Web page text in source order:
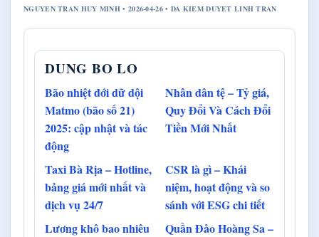
NGUYEN TRAN HUY MINH • 2026-04-26 • DA KIEM DUYET LINH TRAN
DUNG BO LO
Bão nhiệt đới dữ dội
Matmo (bão số 21)
2025: cập nhật và tác
động
Nhân dân tệ – Tỷ giá,
Quy Đổi Và Cách Đổi
Tiền Mới Nhất
Taxi Bà Rịa – Hotline,
bảng giá mới nhất và
dịch vụ 24/7
CSR là gì – Khái
niệm, hoạt động và so
sánh với ESG chi tiết
Lương khô bao nhiêu
Quần Đảo Hoàng Sa –